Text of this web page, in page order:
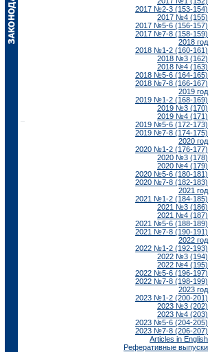
2017 №2-3 (153-154)
2017 №4 (155)
2017 №5-6 (156-157)
2017 №7-8 (158-159)
2018 год
2018 №1-2 (160-161)
2018 №3 (162)
2018 №4 (163)
2018 №5-6 (164-165)
2018 №7-8 (166-167)
2019 год
2019 №1-2 (168-169)
2019 №3 (170)
2019 №4 (171)
2019 №5-6 (172-173)
2019 №7-8 (174-175)
2020 год
2020 №1-2 (176-177)
2020 №3 (178)
2020 №4 (179)
2020 №5-6 (180-181)
2020 №7-8 (182-183)
2021 год
2021 №1-2 (184-185)
2021 №3 (186)
2021 №4 (187)
2021 №5-6 (188-189)
2021 №7-8 (190-191)
2022 год
2022 №1-2 (192-193)
2022 №3 (194)
2022 №4 (195)
2022 №5-6 (196-197)
2022 №7-8 (198-199)
2023 год
2023 №1-2 (200-201)
2023 №3 (202)
2023 №4 (203)
2023 №5-6 (204-205)
2023 №7-8 (206-207)
Articles in English
Реферативные выпуски